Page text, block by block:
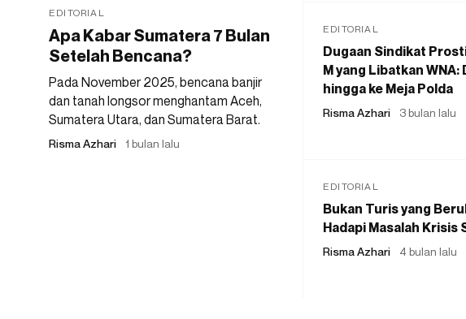
EDITORIAL
Apa Kabar Sumatera 7 Bulan
Setelah Bencana?
Pada November 2025, bencana banjir
dan tanah longsor menghantam Aceh,
Sumatera Utara, dan Sumatera Barat.
Risma Azhari 1 bulan lalu
EDITORIAL
Dugaan Sindikat
M yang Libatkan WNA:
hingga ke Meja Polda
Risma Azhari 3 bulan lalu
EDITORIAL
Bukan Turis yang
Hadapi Masalah Krisis
Risma Azhari 4 bulan lalu